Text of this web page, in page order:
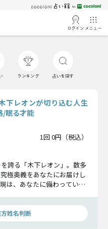
ログイン メニュー
ランキング 占いを探す
下レオンが切り込む人生
/眠る才能
1回 0円（税込）
誇る「木下レオン」。数多
極奥義をあなたにお届けし
は、あなたに備わっている
姓名判断